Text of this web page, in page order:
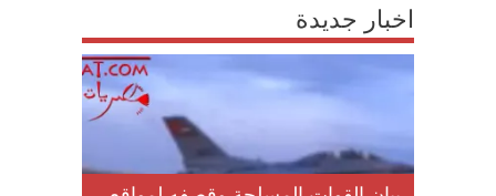
اخبار جديدة